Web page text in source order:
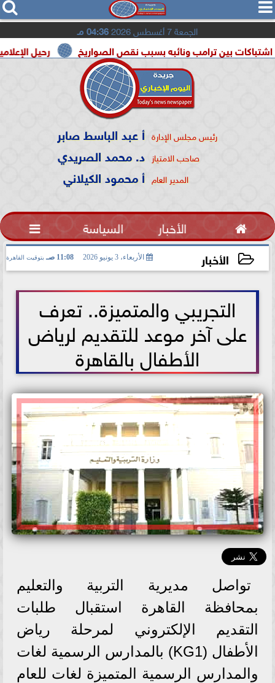
  
الجمعة 7 أغسطس 2026 04:36 مـ
رحيل الإعلامية سونيا ترامب ونائبه بسبب نقص الصواريخ
رئيس مجلس الإدارة أ عبد الباسط صابر
صاحب الامتياز د. محمد الصريدي
المدير العام أ محمود الكيلاني
 الأخبار السياسة 
الأخبار الأربعاء، 3 يونيو 2026 11:08 صـ بتوقيت القاهرة
التجريبي والمتميزة.. تعرف
على آخر موعد للتقديم لرياض
الأطفال بالقاهرة
​تواصل مديرية التربية والتعليم
بمحافظة القاهرة استقبال طلبات
التقديم الإلكتروني لمرحلة رياض
الأطفال (KG1) بالمدارس الرسمية لغات
والمدارس الرسمية المتميزة لغات للعام